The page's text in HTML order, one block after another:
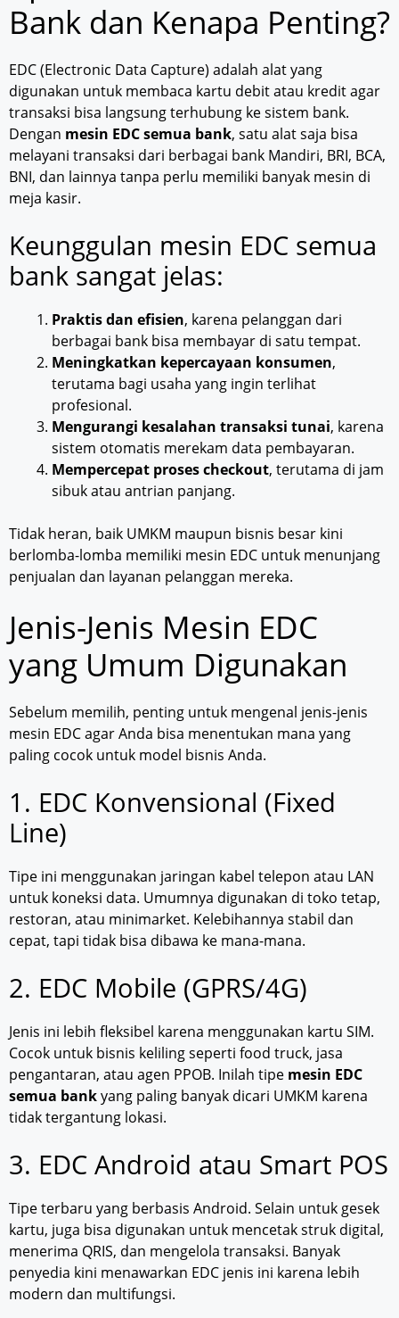
Bank dan Kenapa Penting?
EDC (Electronic Data Capture) adalah alat yang
digunakan untuk membaca kartu debit atau kredit agar
transaksi bisa langsung terhubung ke sistem bank.
Dengan mesin EDC semua bank, satu alat saja bisa
melayani transaksi dari berbagai bank Mandiri, BRI, BCA,
BNI, dan lainnya tanpa perlu memiliki banyak mesin di
meja kasir.
Keunggulan mesin EDC semua
bank sangat jelas:
Praktis dan efisien, karena pelanggan dari
berbagai bank bisa membayar di satu tempat.
Meningkatkan kepercayaan konsumen,
terutama bagi usaha yang ingin terlihat
profesional.
Mengurangi kesalahan transaksi tunai, karena
sistem otomatis merekam data pembayaran.
Mempercepat proses checkout, terutama di jam
sibuk atau antrian panjang.
Tidak heran, baik UMKM maupun bisnis besar kini
berlomba-lomba memiliki mesin EDC untuk menunjang
penjualan dan layanan pelanggan mereka.
Jenis-Jenis Mesin EDC
yang Umum Digunakan
Sebelum memilih, penting untuk mengenal jenis-jenis
mesin EDC agar Anda bisa menentukan mana yang
paling cocok untuk model bisnis Anda.
1. EDC Konvensional (Fixed
Line)
Tipe ini menggunakan jaringan kabel telepon atau LAN
untuk koneksi data. Umumnya digunakan di toko tetap,
restoran, atau minimarket. Kelebihannya stabil dan
cepat, tapi tidak bisa dibawa ke mana-mana.
2. EDC Mobile (GPRS/4G)
Jenis ini lebih fleksibel karena menggunakan kartu SIM.
Cocok untuk bisnis keliling seperti food truck, jasa
pengantaran, atau agen PPOB. Inilah tipe mesin EDC
semua bankyang paling banyak dicari UMKM karena
tidak tergantung lokasi.
3. EDC Android atau Smart POS
Tipe terbaru yang berbasis Android. Selain untuk gesek
kartu, juga bisa digunakan untuk mencetak struk digital,
menerima QRIS, dan mengelola transaksi. Banyak
penyedia kini menawarkan EDC jenis ini karena lebih
modern dan multifungsi.